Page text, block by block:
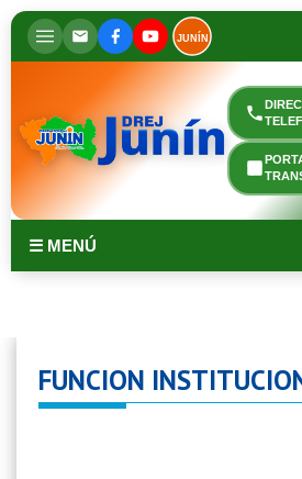
JUNÍN
☰ MENÚ
FUNCION